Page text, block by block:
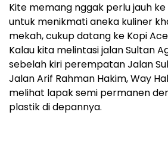
Kite memang nggak perlu jauh
untuk menikmati aneka kuliner
mekah, cukup datang ke Kopi
Kalau kita melintasi jalan Sultan
sebelah kiri perempatan Jalan
Jalan Arif Rahman Hakim, Way
melihat lapak semi permanen
plastik di depannya.